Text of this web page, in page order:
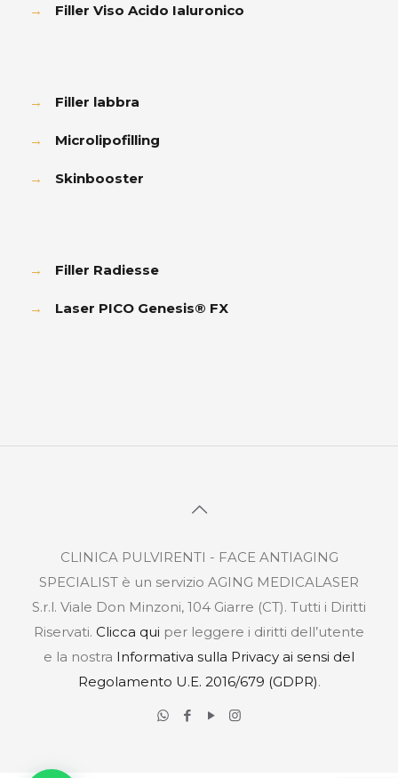
→ Filler Viso Acido Ialuronico
→ Filler labbra
→ Microlipofilling
→ Skinbooster
→ Filler Radiesse
→ Laser PICO Genesis® FX
CLINICA PULVIRENTI - FACE ANTIAGING
SPECIALIST è un servizio AGING MEDICALASER
S.r.l. Viale Don Minzoni, 104 Giarre (CT). Tutti i Diritti
Riservati. Clicca qui per leggere i diritti dell’utente
e la nostra Informativa sulla Privacy ai sensi del
Regolamento U.E. 2016/679 (GDPR).